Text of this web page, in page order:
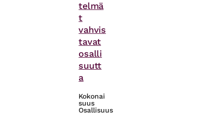
telmä
t
vahvis
tavat
osalli
suutt
a
Kokonai
suus
Osallisuus